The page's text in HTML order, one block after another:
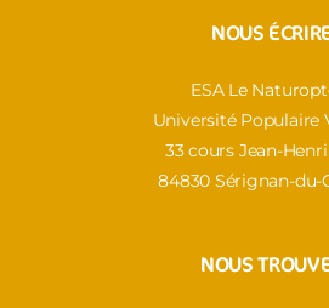
NOUS
ESA Le
Université Populaire
33 cours Jean-
84830 Sérignan-du-
NOUS